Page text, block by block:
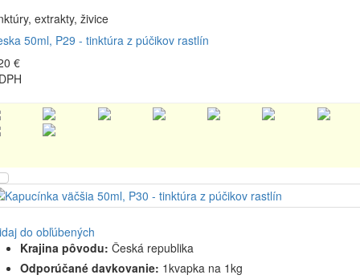
extrakty, živice
50ml, P29 - tinktúra z púčikov rastlín
€
do obľúbených
Krajina pôvodu: Česká republika
Odporúčané davkovanie: 1kvapka na 1kg